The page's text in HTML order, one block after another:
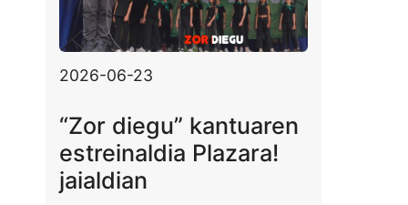
2026-06-23
“Zor diegu” kantuaren
estreinaldia Plazara!
jaialdian